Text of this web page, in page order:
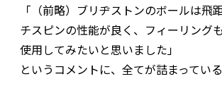
「（前略）ブリヂストンのボールは飛
チスピンの性能が良く、フィーリング
使用してみたいと思いました」
というコメントに、全てが詰まっている